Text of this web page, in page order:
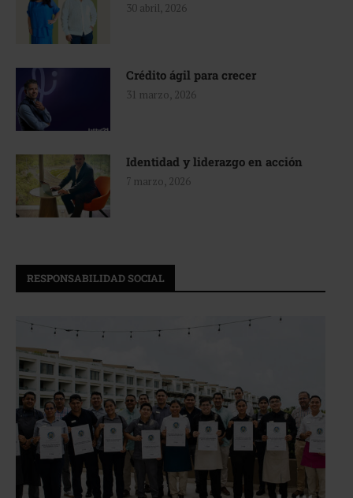
30 abril, 2026
Crédito ágil para crecer
31 marzo, 2026
Identidad y liderazgo en acción
7 marzo, 2026
RESPONSABILIDAD SOCIAL